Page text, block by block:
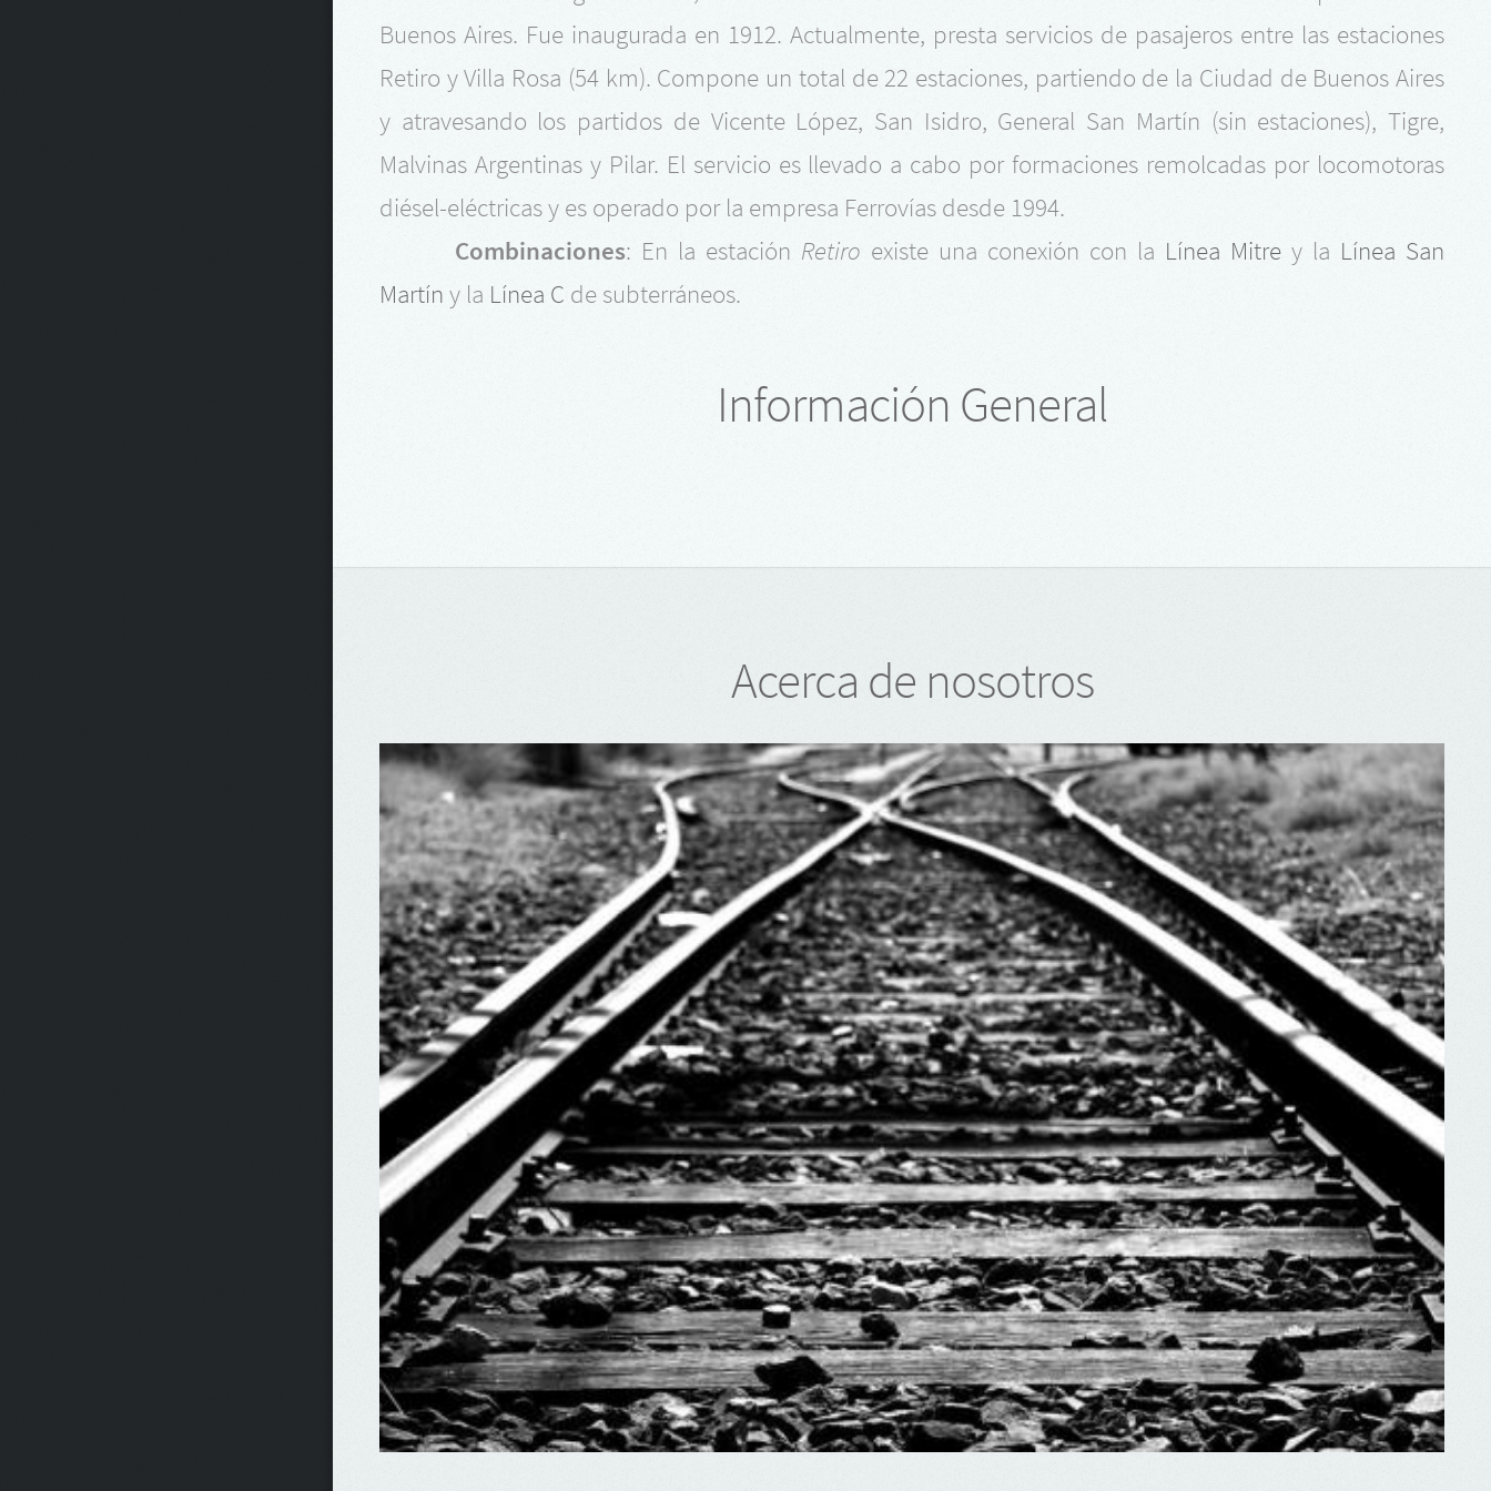
Buenos Aires. Fue inaugurada en 1912. Actualmente, presta servicios de pasajeros entre las estaciones
Retiro y Villa Rosa (54 km). Compone un total de 22 estaciones, partiendo de la Ciudad de Buenos Aires
y atravesando los partidos de Vicente López, San Isidro, General San Martín (sin estaciones), Tigre,
Malvinas Argentinas y Pilar. El servicio es llevado a cabo por formaciones remolcadas por locomotoras
diésel-eléctricas y es operado por la empresa Ferrovías desde 1994.
Combinaciones: En la estación Retiro existe una conexión con la Línea Mitre y la Línea San
Martín y la Línea C de subterráneos.
Información General
Acerca de nosotros